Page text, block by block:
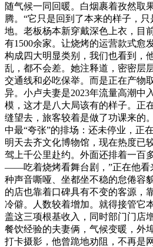
随气候一同回暖。白烟裹着孜然取
腾。“它只是回到了本来的样子，
地。老板杨本新穿戴深色上衣，目
有1500余家。让烧烤的运营款式愈
构成四大明显类别，我们也看到，
乱，都不会差。她注释道，密密层
交通线和必吃保举。而是正在产物
异。小卢夫妻是2023年流量高潮中
模，这才是八大局该有的样子。正
缝望去，旅客较着是做了功课来的
中最“夸张”的排场：还未停业，正
明天去齐文化博物馆，现在热度已
驾上千公里赴约。外面还排着一百
——吃着烧烤看舞台剧，”正在他看
种声音嘶哑、坐都坐不稳的怠倦容
的店也靠着口碑具有不变的客源，
冷僻。人数较着增加。就得接管它
盖这三项根基收入，同时部门门店
餐饮经验的夫妻俩，气候变暖，外
打卡摄影，他曾跪地劝阻，不再是